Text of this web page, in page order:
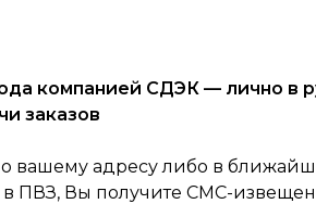
компанией СДЭК — лично в
заказов
вашему адресу либо в
в ПВЗ, Вы получите СМС-